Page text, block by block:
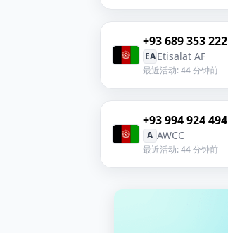
+93 689 353 222
EA Etisalat AF
最近活动: 44 分钟前
+93 994 924 494
A AWCC
最近活动: 44 分钟前